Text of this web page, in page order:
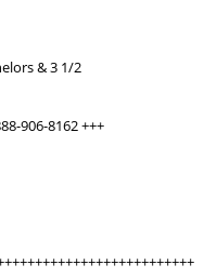
& 3 1/2
906-8162 +++